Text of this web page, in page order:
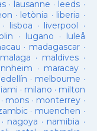
· lausanne · leeds ·
· letònia · liberia ·
· lisboa · liverpool ·
· lugano · luleå
· madagascar·
malaga · maldives·
· maracay·
· melbourne ·
· milano · milton
· mons · monterrey ·
· muenchen ·
· nagoya · namibia ·